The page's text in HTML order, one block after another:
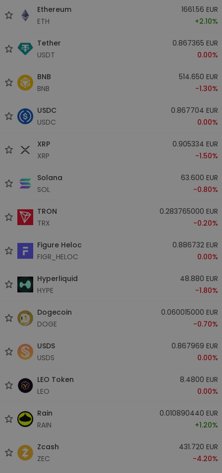
Ethereum
ETH
1661.56 EUR
+2.10%
Tether
USDT
0.867365 EUR
0.00%
BNB
BNB
514.650 EUR
-1.30%
USDC
USDC
0.867704 EUR
0.00%
XRP
XRP
0.905334 EUR
-1.50%
Solana
SOL
63.600 EUR
-0.80%
TRON
TRX
0.283765000 EUR
-0.20%
Figure Heloc
FIGR_HELOC
0.886732 EUR
0.00%
Hyperliquid
HYPE
48.880 EUR
-1.80%
Dogecoin
DOGE
0.060015000 EUR
-0.70%
USDS
USDS
0.867969 EUR
0.00%
LEO Token
LEO
8.4800 EUR
0.00%
Rain
RAIN
0.010890440 EUR
+1.20%
Zcash
ZEC
431.720 EUR
-4.20%